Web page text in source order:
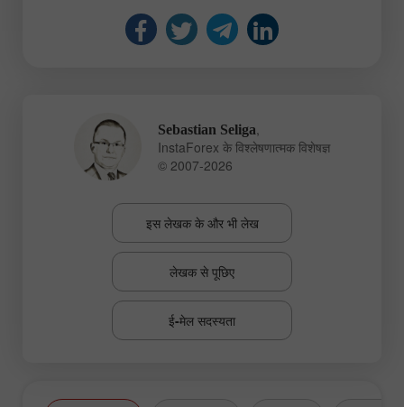
Sebastian Seliga
InstaForex के विश्लेषणात्मक विशेषज्ञ
© 2007-2026
इस लेखक के और भी लेख
लेखक से पूछिए
ई-मेल सदस्यता